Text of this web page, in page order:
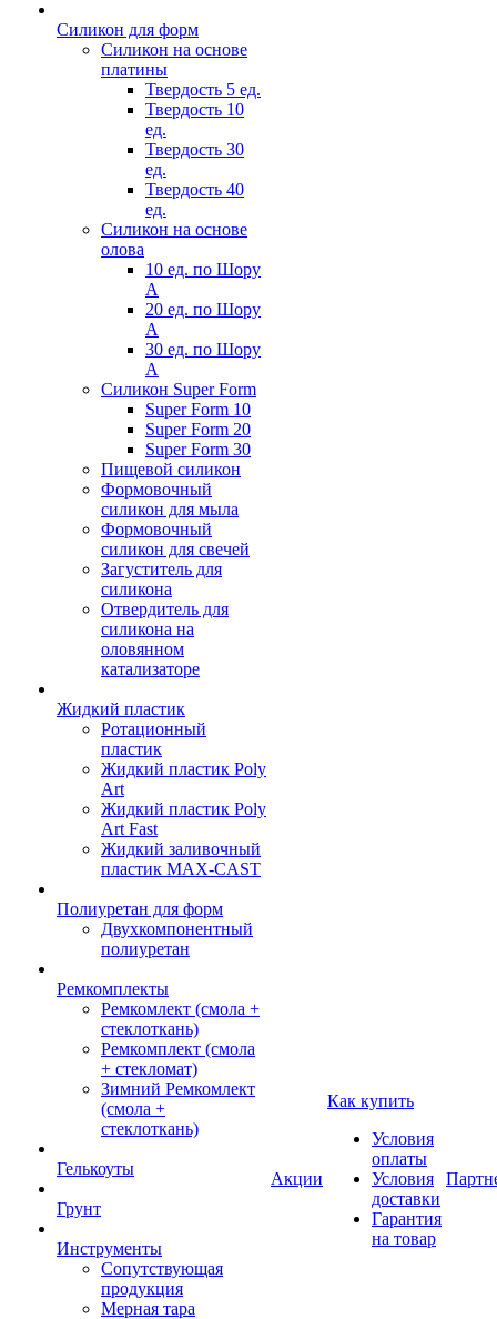
Силикон для форм
Силикон на основе
платины
Твердость 5 ед.
Твердость 10
ед.
Твердость 30
ед.
Твердость 40
ед.
Силикон на основе
олова
10 ед. по Шору
А
20 ед. по Шору
А
30 ед. по Шору
А
Силикон Super Form
Super Form 10
Super Form 20
Super Form 30
Пищевой силикон
Формовочный
силикон для мыла
Формовочный
силикон для свечей
Загуститель для
силикона
Отвердитель для
силикона на
оловянном
катализаторе
Жидкий пластик
Ротационный
пластик
Жидкий пластик Poly
Art
Жидкий пластик Poly
Art Fast
Жидкий заливочный
пластик MAX-CAST
Полиуретан для форм
Двухкомпонентный
полиуретан
Ремкомплекты
Ремкомлект (смола +
стеклоткань)
Ремкомплект (смола
+ стекломат)
Зимний Ремкомлект
(смола +
стеклоткань)
Гелькоуты
Грунт
Инструменты
Сопутствующая
продукция
Мерная тара
Акции
Как купить
Условия
оплаты
Условия
доставки
Гарантия
на товар